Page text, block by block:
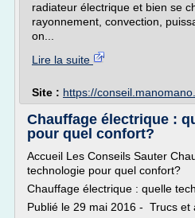
radiateur électrique et bien se
rayonnement, convection,
on...
Lire la suite
Site : https://
Chauffage électrique :
pour quel confort?
Accueil Les Conseils Sauter
technologie pour quel confort?
Chauffage électrique : quelle
Publié le 29 mai 2016 - Trucs et